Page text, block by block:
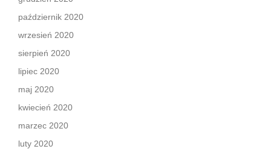
październik 2020
wrzesień 2020
sierpień 2020
lipiec 2020
maj 2020
kwiecień 2020
marzec 2020
luty 2020